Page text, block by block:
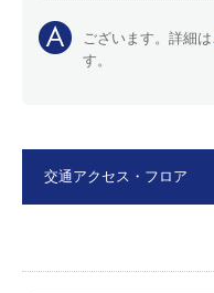
ございます。詳細は
す。
交通アクセス・フロア